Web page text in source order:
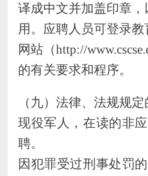
译成中文并加盖印章
用 。应聘人员可登录
网站（http://
的有关要求和程序。
（九）法律、法规规定
现役军人，在读的非
聘。
因犯罪受过刑事处罚